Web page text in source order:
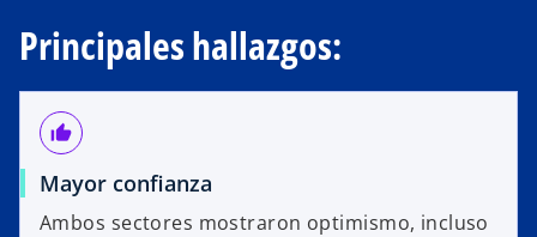
Principales hallazgos:
thumb_up_alt
Mayor confianza
Ambos sectores mostraron optimismo, incluso